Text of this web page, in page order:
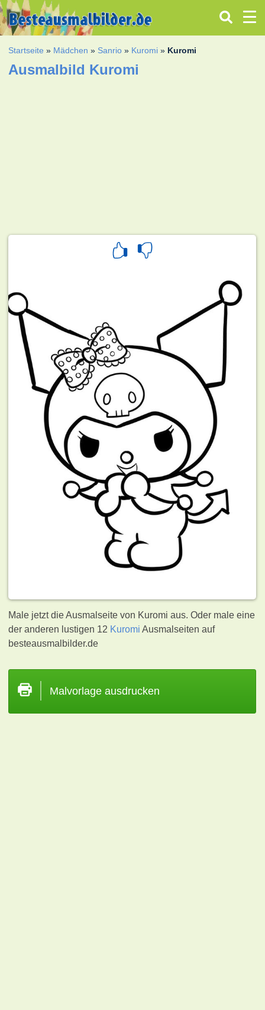
Startseite » Mädchen » Sanrio » Kuromi » Kuromi
Ausmalbild Kuromi
Male jetzt die Ausmalseite von Kuromi aus. Oder male eine
der anderen lustigen 12 Kuromi Ausmalseiten auf
besteausmalbilder.de
Malvorlage ausdrucken